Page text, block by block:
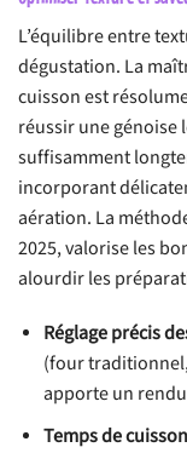
L’équilibre entre
dégustation. La
cuisson est
réussir une
suffisamment
incorporant
aération. La
2025, valorise les
alourdir les
Réglage précis
(four
apporte un
Temps de